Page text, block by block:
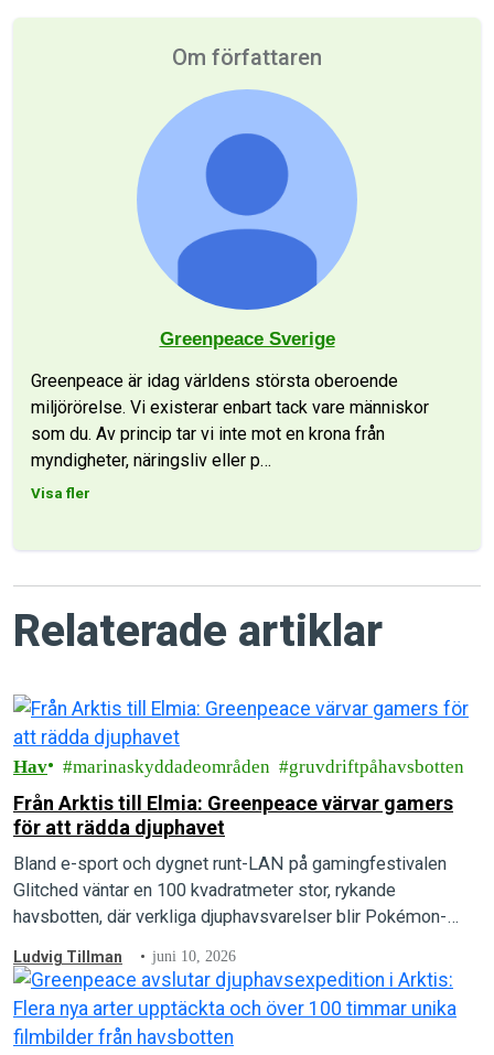
Om författaren
Greenpeace Sverige
Greenpeace är idag världens största oberoende
miljörörelse. Vi existerar enbart tack vare människor
som du. Av princip tar vi inte mot en krona från
myndigheter, näringsliv eller p…
Visa fler
Relaterade artiklar
Hav marinaskyddadeområden gruvdriftpåhavsbotten
Från Arktis till Elmia: Greenpeace värvar gamers
för att rädda djuphavet
Bland e-sport och dygnet runt-LAN på gamingfestivalen
Glitched väntar en 100 kvadratmeter stor, rykande
havsbotten, där verkliga djuphavsvarelser blir Pokémon-
Ludvig Tillman juni 10, 2026